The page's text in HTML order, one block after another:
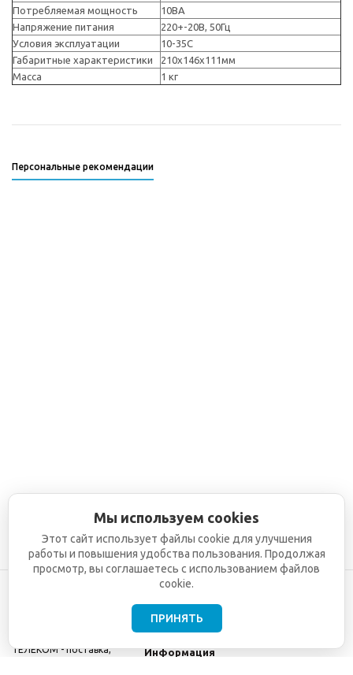
Потребляемая мощность
10ВА
Напряжение питания
220+-20В, 50Гц
Условия эксплуатации
10-35С
Габаритные характеристики
210х146х111мм
Масса
1 кг
Персональные рекомендации
ТЕЛЕКОМ - поставка,
Информация
Мы используем cookies
Этот сайт использует файлы cookie для улучшения
работы и повышения удобства пользования. Продолжая
просмотр, вы соглашаетесь с использованием файлов
cookie.
ПРИНЯТЬ